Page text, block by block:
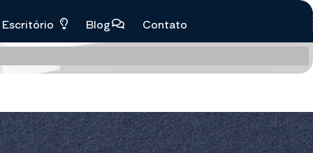
Escritório Blog Contato